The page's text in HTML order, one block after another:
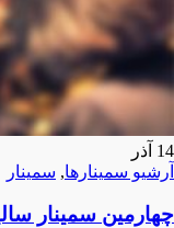
14 آذر
آرشیو سمینارها, سمینار
چهارمین سمینار